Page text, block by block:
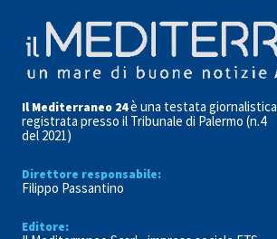
Il Mediterraneo 24è una testata giornalistica
registrata presso il Tribunale di Palermo (n.4
del 2021)
Direttore responsabile:
Filippo Passantino
Editore: